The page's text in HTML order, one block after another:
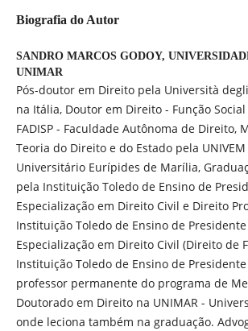
Biografia do Autor
SANDRO MARCOS GODOY,
UNIMAR
Pós-doutor em Direito pela Università
na Itália, Doutor em Direito - Função
FADISP - Faculdade Autônoma de Direito,
Teoria do Direito e do Estado pela
Universitário Eurípides de Marília,
pela Instituição Toledo de Ensino de
Especialização em Direito Civil e Direito
Instituição Toledo de Ensino de Presidente
Especialização em Direito Civil (Direito de
Instituição Toledo de Ensino de Presidente
professor permanente do programa de
Doutorado em Direito na UNIMAR -
onde leciona também na graduação.